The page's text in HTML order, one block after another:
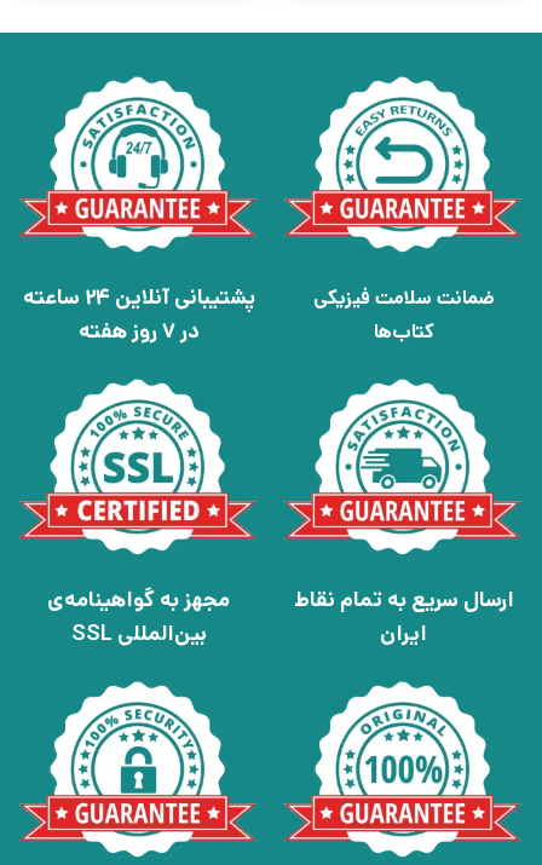
ضمانت سلامت فیزیکی
کتاب‌ها
پشتیبانی آنلاین 24 ساعته
در 7 روز هفته
ارسال سریع به تمام نقاط
ایران
مجهز به گواهینامه‌ی
بین‌المللی SSL